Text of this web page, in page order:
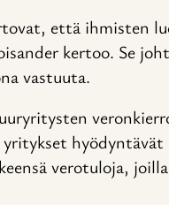
että ihmisten
kertoo. Se
vastuuta.
verotuloja,